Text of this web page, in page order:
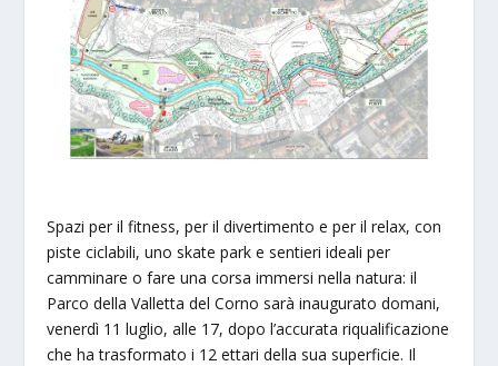
Spazi per il fitness, per il divertimento e per il relax, con
piste ciclabili, uno skate park e sentieri ideali per
camminare o fare una corsa immersi nella natura: il
Parco della Valletta del Corno sarà inaugurato domani,
venerdì 11 luglio, alle 17, dopo l’accurata riqualificazione
che ha trasformato i 12 ettari della sua superficie. Il